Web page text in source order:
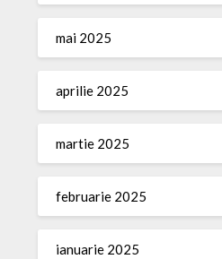
mai 2025
aprilie 2025
martie 2025
februarie 2025
ianuarie 2025